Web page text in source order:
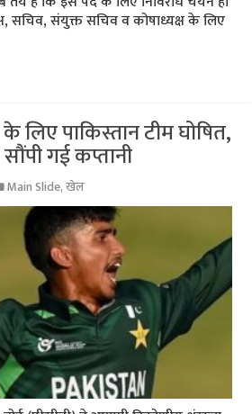
सचिव, संयुक्त सचिव व कोषाध्यक्ष के लिए
लिए पाकिस्तान टीम घोषित,
गई कप्तानी
Main Slide,खेल